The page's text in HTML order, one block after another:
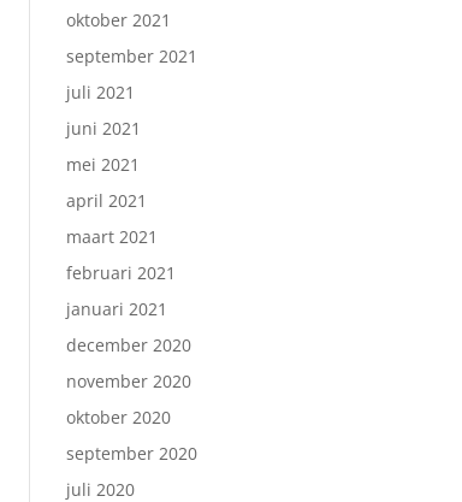
oktober 2021
september 2021
juli 2021
juni 2021
mei 2021
april 2021
maart 2021
februari 2021
januari 2021
december 2020
november 2020
oktober 2020
september 2020
juli 2020